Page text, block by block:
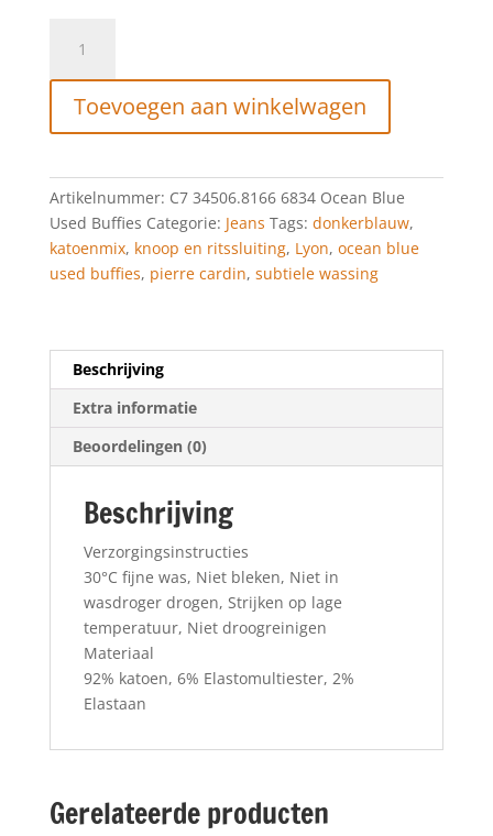
Cardin
PC-
Lyon
Ocean
Used
Buffies
aantal
Toevoegen aan winkelwagen
Artikelnummer: C7 34506.8166 6834 Ocean Blue
Used Buffies Categorie: Jeans Tags: donkerblauw,
katoenmix, knoop en ritssluiting, Lyon, ocean blue
used buffies, pierre cardin, subtiele wassing
Beschrijving
Extra informatie
Beoordelingen (0)
Beschrijving
Verzorgingsinstructies
30°C fijne was, Niet bleken, Niet in
wasdroger drogen, Strijken op lage
temperatuur, Niet droogreinigen
Materiaal
92% katoen, 6% Elastomultiester, 2%
Elastaan
Gerelateerde producten